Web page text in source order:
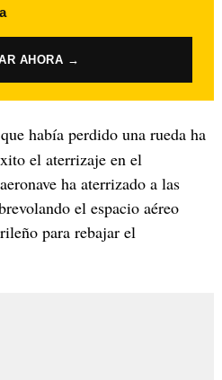
AHORA →
que había perdido una rueda ha
el aterrizaje en el
ha aterrizado a las
el espacio aéreo
para rebajar el